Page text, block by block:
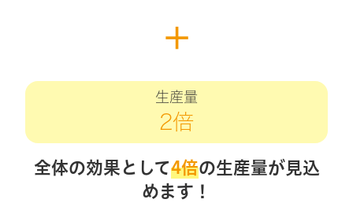
＋
生産量
2倍
全体の効果として4倍の生産量が見込
めます！